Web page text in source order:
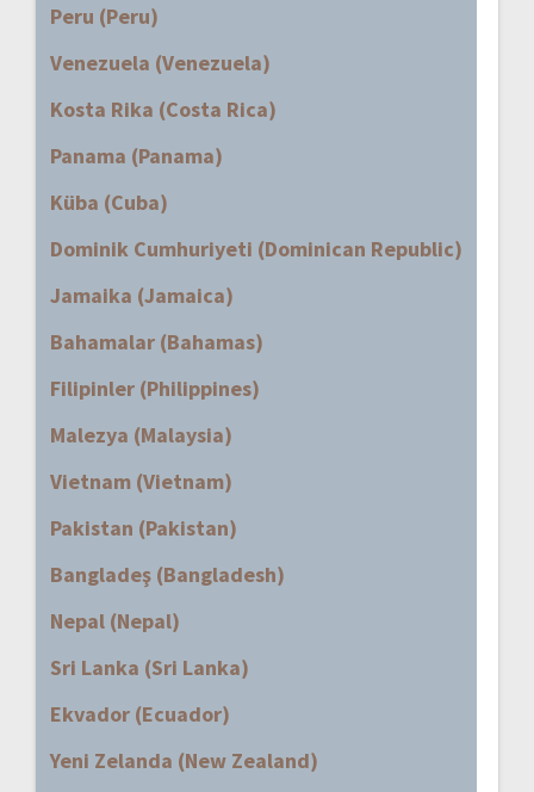
Peru (Peru)
Venezuela (Venezuela)
Kosta Rika (Costa Rica)
Panama (Panama)
Küba (Cuba)
Dominik Cumhuriyeti (Dominican Republic)
Jamaika (Jamaica)
Bahamalar (Bahamas)
Filipinler (Philippines)
Malezya (Malaysia)
Vietnam (Vietnam)
Pakistan (Pakistan)
Bangladeş (Bangladesh)
Nepal (Nepal)
Sri Lanka (Sri Lanka)
Ekvador (Ecuador)
Yeni Zelanda (New Zealand)